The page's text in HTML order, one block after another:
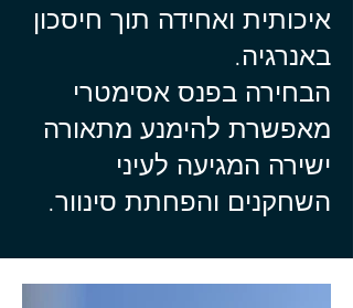
איכותית ואחידה תוך חיסכון
באנרגיה.
הבחירה בפנס אסימטרי
מאפשרת להימנע מתאורה
ישירה המגיעה לעיני
השחקנים והפחתת סינוור.